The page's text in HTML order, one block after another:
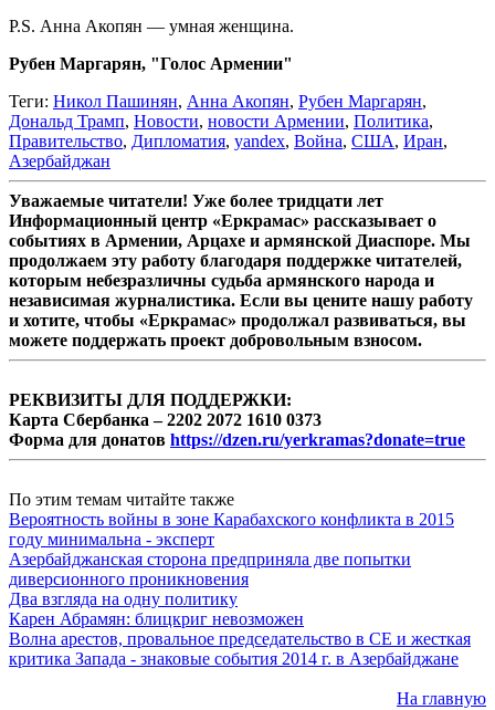
P.S. Анна Акопян — умная женщина.
Рубен Маргарян, "Голос Армении"
Теги: Никол Пашинян, Анна Акопян, Рубен Маргарян,
Дональд Трамп, Новости, новости Армении, Политика,
Правительство, Дипломатия, yandex, Война, США, Иран,
Азербайджан
Уважаемые читатели! Уже более тридцати лет
Информационный центр «Еркрамас» рассказывает о
событиях в Армении, Арцахе и армянской Диаспоре. Мы
продолжаем эту работу благодаря поддержке читателей,
которым небезразличны судьба армянского народа и
независимая журналистика. Если вы цените нашу работу
и хотите, чтобы «Еркрамас» продолжал развиваться, вы
можете поддержать проект добровольным взносом.
РЕКВИЗИТЫ ДЛЯ ПОДДЕРЖКИ:
Карта Сбербанка – 2202 2072 1610 0373
Форма для донатов https://dzen.ru/yerkramas?donate=true
По этим темам читайте также
Вероятность войны в зоне Карабахского конфликта в 2015
году минимальна - эксперт
Азербайджанская сторона предприняла две попытки
диверсионного проникновения
Два взгляда на одну политику
Карен Абрамян: блицкриг невозможен
Волна арестов, провальное председательство в СЕ и жесткая
критика Запада - знаковые события 2014 г. в Азербайджане
На главную